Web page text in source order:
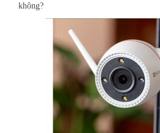
không?